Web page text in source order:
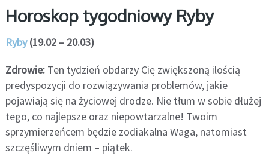
Horoskop tygodniowy Ryby
Ryby(19.02 – 20.03)
Zdrowie:Ten tydzień obdarzy Cię zwiększoną ilością
predyspozycji do rozwiązywania problemów, jakie
pojawiają się na życiowej drodze. Nie tłum w sobie dłużej
tego, co najlepsze oraz niepowtarzalne! Twoim
sprzymierzeńcem będzie zodiakalna Waga, natomiast
szczęśliwym dniem – piątek.